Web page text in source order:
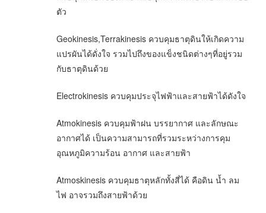
ตัว
Geokinesis,Terrakinesis ควบคุมธาตุดินให้เกิดความ
แปรผันได้ดั่งใจ รวมไปถึงของแข็งชนิดต่างๆที่อยู่รวม
กับธาตุดินด้วย
Electrokinesis ควบคุมประจุไฟฟ้าและสายฟ้าได้ดังใจ
Atmokinesis ควบคุมฟ้าฝน บรรยากาศ และลักษณะ
อากาศได้ เป็นความสามารถที่รวมระหว่างการคุม
อุณหภูมิความร้อน อากาศ และสายฟ้า
Atmoskinesis ควบคุมธาตุหลักทั้งสี่ได้ คือดิน น้ำ ลม
ไฟ อาจรวมถึงสายฟ้าด้วย